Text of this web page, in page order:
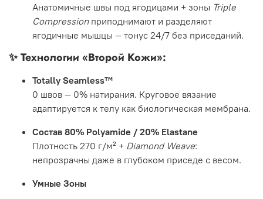
Анатомичные швы под ягодицами + зоны Triple
Compression приподнимают и разделяют
ягодичные мышцы — тонус 24/7 без приседаний.
✨Технологии «Второй Кожи»:
Totally Seamless™
0 швов — 0% натирания. Круговое вязание
адаптируется к телу как биологическая мембрана.
Состав 80% Polyamide / 20% Elastane
Плотность 270 г/м² + Diamond Weave:
непрозрачны даже в глубоком приседе с весом.
Умные Зоны